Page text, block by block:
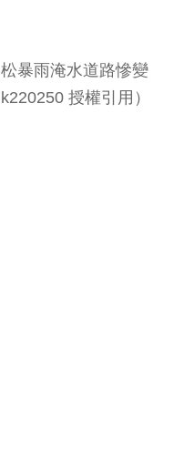
暴雨淹水道路慘變
授權引用）